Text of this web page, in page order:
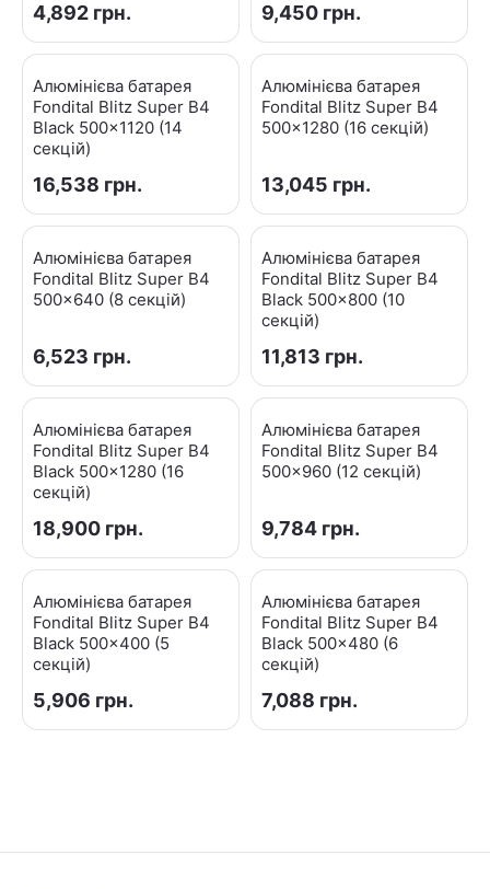
4,892 грн. 9,450 грн.
Алюмінієва батарея
Fondital Blitz Super B4
Black 500x1120 (14
секцій)
16,538 грн.
Алюмінієва батарея
Fondital Blitz Super B4
500x1280 (16 секцій)
13,045 грн.
Алюмінієва батарея
Fondital Blitz Super B4
500x640 (8 секцій)
6,523 грн.
Алюмінієва батарея
Fondital Blitz Super B4
Black 500x800 (10
секцій)
11,813 грн.
Алюмінієва батарея
Fondital Blitz Super B4
Black 500x1280 (16
секцій)
18,900 грн.
Алюмінієва батарея
Fondital Blitz Super B4
500x960 (12 секцій)
9,784 грн.
Алюмінієва батарея
Fondital Blitz Super B4
Black 500x400 (5
секцій)
5,906 грн.
Алюмінієва батарея
Fondital Blitz Super B4
Black 500x480 (6
секцій)
7,088 грн.